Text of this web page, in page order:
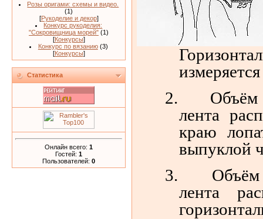
Розы оригами: схемы и видео.
(1)
[Рукоделие и декор]
Конкурс рукоделия:
"Сокровищница морей" (1)
[Конкурсы]
Конкурс по вязанию (3)
[Конкурсы]
Статистика
Онлайн всего: 1
Гостей: 1
Пользователей: 0
2.
лента
краю
выпуклой
3.
лента